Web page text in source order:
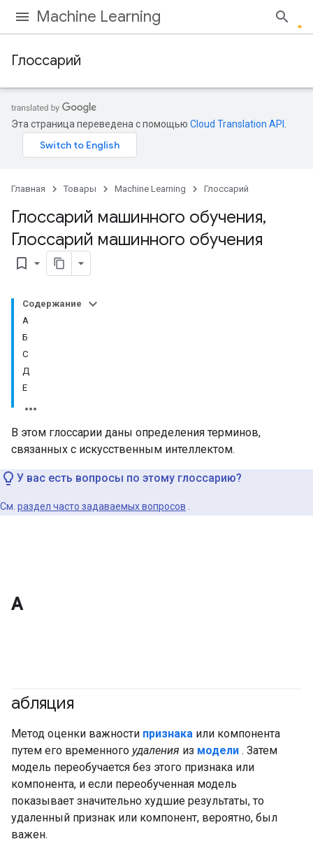
Machine Learning
Глоссарий
Эта страница переведена с помощью Cloud Translation API
Главная Товары Machine Learning Глоссарий
Глоссарий машинного обучения,
Глоссарий машинного обучения
bookmark_border
Содержание
А
Б
С
Д
Е
В этом глоссарии даны определения терминов,
связанных с искусственным интеллектом.
У вас есть вопросы по этому глоссарию?
См. раздел часто задаваемых вопросов
А
абляция
Метод оценки важности признака или компонента
путем его временного удаления из модели . Затем
модель переобучается без этого признака или
компонента, и если переобученная модель
показывает значительно худшие результаты, то
удаленный признак или компонент, вероятно, был
важен.